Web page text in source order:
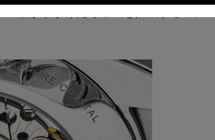
社が手がけた専用機を搭載するモデ